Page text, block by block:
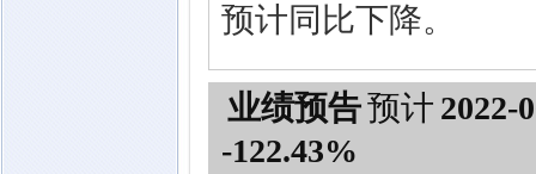
预计同比下降。
业绩预告预计 2022-
-122.43%